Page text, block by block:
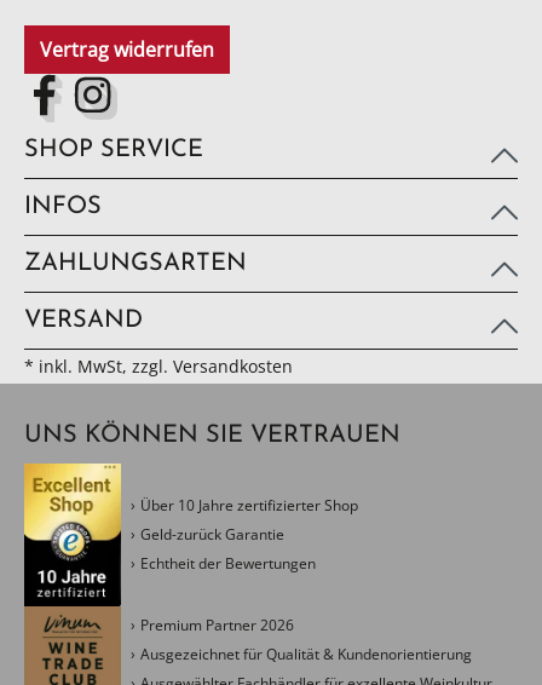
Vertrag widerrufen
SHOP SERVICE
INFOS
ZAHLUNGSARTEN
VERSAND
* inkl. MwSt, zzgl. Versandkosten
UNS KÖNNEN SIE VERTRAUEN
Über 10 Jahre zertifizierter Shop
Geld-zurück Garantie
Echtheit der Bewertungen
Premium Partner 2026
Ausgezeichnet für Qualität & Kundenorientierung